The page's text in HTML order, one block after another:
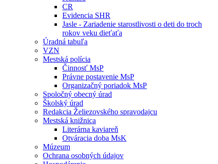
CR
Evidencia SHR
Jasle - Zariadenie starostlivosti o deti do troch
rokov veku dieťaťa
Úradná tabuľa
VZN
Mestská polícia
Činnosť MsP
Právne postavenie MsP
Organizačný poriadok MsP
Spoločný obecný úrad
Školský úrad
Redakcia Želiezovského spravodajcu
Mestská knižnica
Literárna kaviareň
Otváracia doba MsK
Múzeum
Ochrana osobných údajov